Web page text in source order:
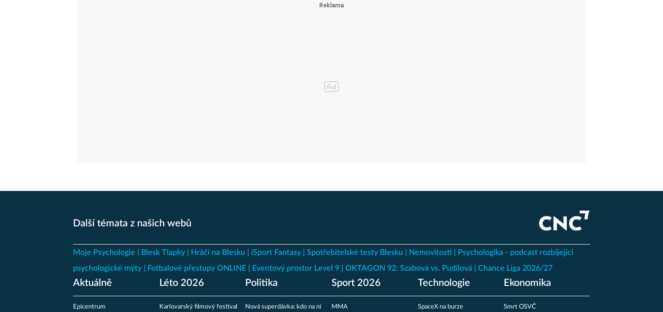
Další témata z našich webů
Moje Psychologie Blesk Tlapky Hráči na Blesku iSport Fantasy Spotřebitelské testy Blesku Nemovitosti
Psychologika - podcast rozbíjející
psychologické mýty
Fotbalové přestupy ONLINE Eventový prostor Level 9 OKTAGON 92: Szabová vs. Pudilová Chance Liga 2026/27
Aktuálně
Epicentrum
Léto 2026
Karlovarský filmový festival
Politika
Nová superdávka: kdo na ní
Sport 2026
MMA
Technologie
SpaceX na burze
Ekonomika
Smrt OSVČ